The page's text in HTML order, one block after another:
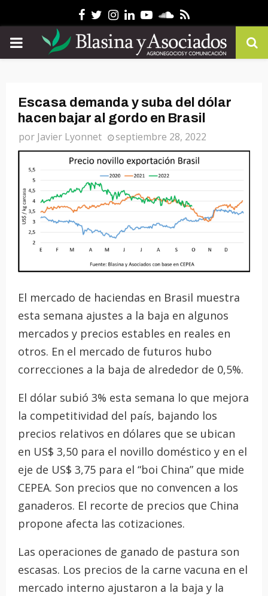
Facebook
Twitter
Instagram
Linkedin
YoutubeSoundcloud
Rss
PRIMARY
Escasa demanda y suba del dólar
hacen bajar al gordo en Brasil
por Javier Lyonnet septiembre 28, 2022
El mercado de haciendas en Brasil muestra
esta semana ajustes a la baja en algunos
mercados y precios estables en reales en
otros. En el mercado de futuros hubo
correcciones a la baja de alrededor de 0,5%.
El dólar subió 3% esta semana lo que mejora
la competitividad del país, bajando los
precios relativos en dólares que se ubican
en US$ 3,50 para el novillo doméstico y en el
eje de US$ 3,75 para el “boi China” que mide
CEPEA. Son precios que no convencen a los
ganaderos. El recorte de precios que China
propone afecta las cotizaciones.
Las operaciones de ganado de pastura son
escasas. Los precios de la carne vacuna en el
mercado interno ajustaron a la baja y la